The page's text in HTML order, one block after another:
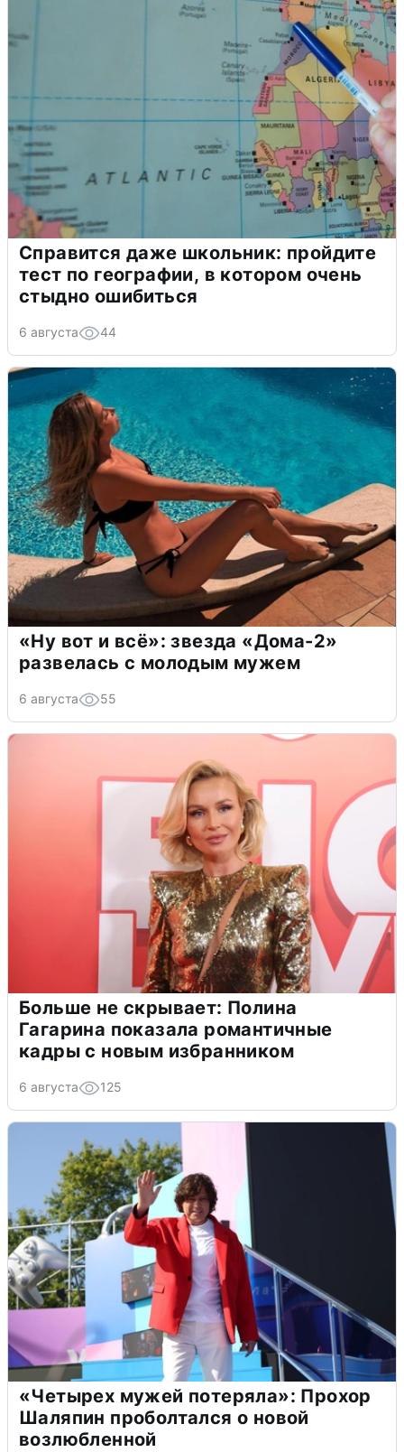
Справится даже школьник: пройдите
тест по географии, в котором очень
стыдно ошибиться
6 августа 44
«Ну вот и всё»: звезда «Дома-2»
развелась с молодым мужем
6 августа 55
Больше не скрывает: Полина
Гагарина показала романтичные
кадры с новым избранником
6 августа 125
«Четырех мужей потеряла»: Прохор
Шаляпин проболтался о новой
возлюбленной